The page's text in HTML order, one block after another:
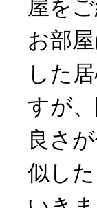
屋を
お部
した
すが
良さ
似し